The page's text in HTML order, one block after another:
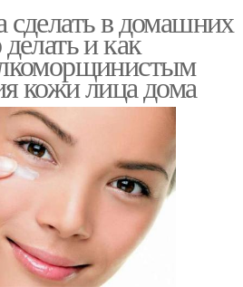
в домашних
и как
кожи лица дома